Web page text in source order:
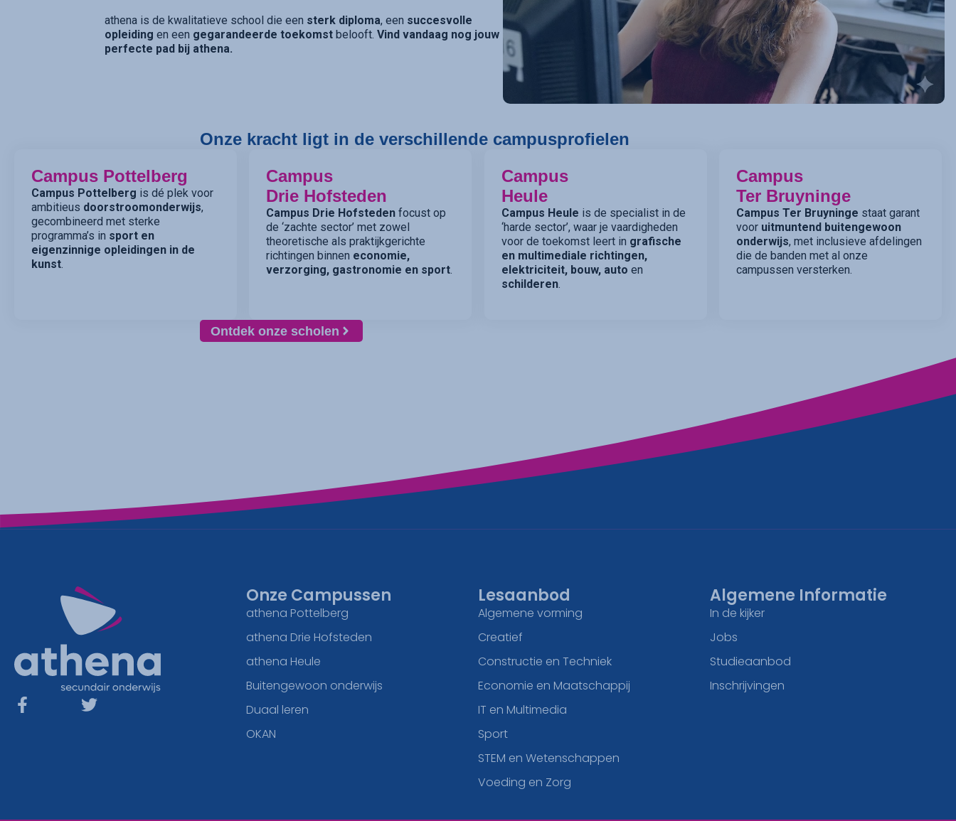
athena is de kwalitatieve school die een sterk diploma, een succesvolle
opleiding en een gegarandeerde toekomst belooft.Vind vandaag nog jouw
perfecte pad bij athena.
Onze kracht ligt in de verschillende campusprofielen
Campus Pottelberg
Campus Pottelberg is dé plek voor
ambitieus doorstroomonderwijs,
gecombineerd met sterke
programma’s in sport en
eigenzinnige opleidingen in de
kunst.
Campus
Drie Hofsteden
Campus Drie Hofsteden focust op
de ‘zachte sector’ met zowel
theoretische als praktijkgerichte
richtingen binnen economie,
verzorging, gastronomie en sport.
Campus
Heule
Campus Heule is de specialist in de
‘harde sector’, waar je vaardigheden
voor de toekomst leert in grafische
en multimediale richtingen,
elektriciteit, bouw, auto en
schilderen.
Campus
Ter Bruyninge
Campus Ter Bruyninge staat garant
voor uitmuntend buitengewoon
onderwijs, met inclusieve afdelingen
die de banden met al onze
campussen versterken.
Ontdek onze scholen
Onze Campussen
athena Pottelberg
athena Drie Hofsteden
athena Heule
Buitengewoon onderwijs
Duaal leren
OKAN
Lesaanbod
Algemene vorming
Creatief
Constructie en Techniek
Economie en Maatschappij
IT en Multimedia
Sport
STEM en Wetenschappen
Voeding en Zorg
Algemene Informatie
In de kijker
Jobs
Studieaanbod
Inschrijvingen